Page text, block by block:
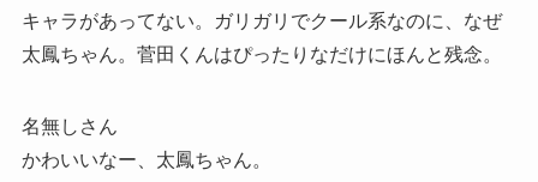
キャラがあってない。ガリガリでクール系なのに、なぜ
太鳳ちゃん。菅田くんはぴったりなだけにほんと残念。
名無しさん
かわいいなー、太鳳ちゃん。